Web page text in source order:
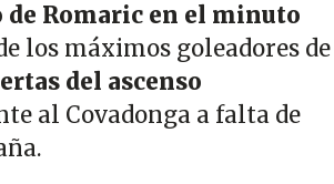
de Romaric en el minuto
los máximos goleadores de
del ascenso
al Covadonga a falta de